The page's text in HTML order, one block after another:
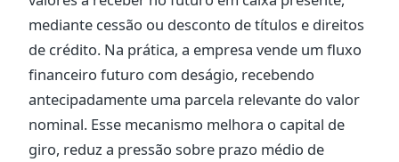
mediante cessão ou desconto de títulos e direitos
de crédito. Na prática, a empresa vende um fluxo
financeiro futuro com deságio, recebendo
antecipadamente uma parcela relevante do valor
nominal. Esse mecanismo melhora o capital de
giro, reduz a pressão sobre prazo médio de